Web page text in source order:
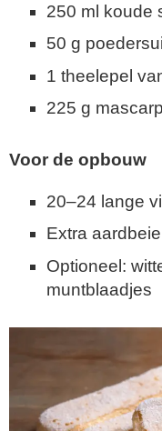
250 ml koude
50 g
1 theelepel
225 g
Voor de opbouw
20–24 lange
Extra
Optioneel:
muntblaadjes